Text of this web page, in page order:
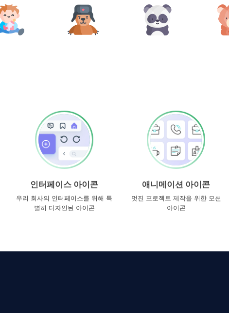
인터페이스 아이콘
우리 회사의 인터페이스를 위해 특
별히 디자인된 아이콘
애니메이션 아이콘
멋진 프로젝트 제작을 위한 모션
아이콘